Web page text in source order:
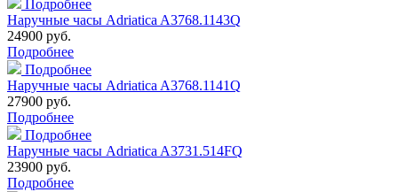
Подробнее
Наручные часы Adriatica A3768.1143Q
24900 руб.
Подробнее
Подробнее
Наручные часы Adriatica A3768.1141Q
27900 руб.
Подробнее
Подробнее
Наручные часы Adriatica A3731.514FQ
23900 руб.
Подробнее